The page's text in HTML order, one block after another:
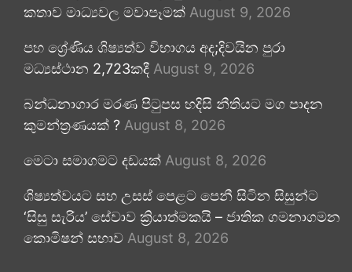
කතාව මාධ්‍යවල මවාපෑමක් August 9, 2026
පහ ශ්‍රේණිය ශිෂ්‍යත්ව විභාගය අද;දිවයින පුරා
මධ්‍යස්ථාන 2,723කදී August 9, 2026
බන්ධනාගාර මරණ පිටුපස හදිසි නීතියට මග පාදන
කුමන්ත්‍රණයක් ? August 8, 2026
මෙටා සමාගමට දඩයක් August 8, 2026
ශිෂ්‍යත්වයට සහ උසස් පෙළට පෙනී සිටින සිසුන්ට
‘සිසු සැරිය’ සේවාව ක්‍රියාත්මකයි – ජාතික ගමනාගමන
කොමිෂන් සභාව August 8, 2026